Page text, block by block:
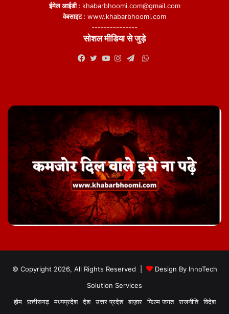
ईमेल आईडी : khabarbhoomi.com@gmail.com
वेबसाइट : www.khabarbhoomi.com
---------------
सोशल मीडिया से जुड़े
WhatsApp
© Copyright 2026, All Rights Reserved | Design By InnoTech
Solution Services
होम
छत्तीसगढ़ मध्यप्रदेश देश उत्तर प्रदेश बाज़ार फिल्म जगत राजनीति विदेश